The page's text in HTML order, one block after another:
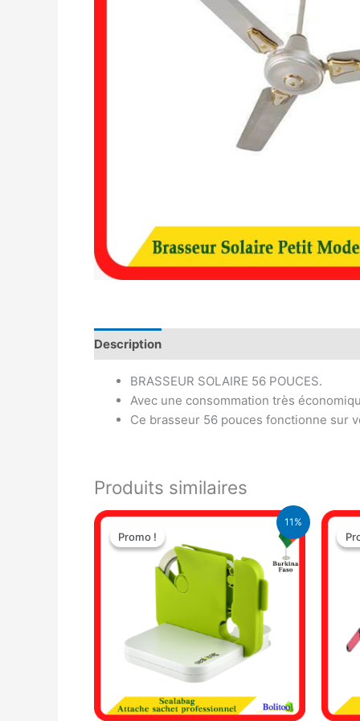
Description
BRASSEUR SOLAIRE 56 POUCES.
Avec une consommation très
Ce brasseur 56 pouces fonctionne sur
Produits similaires
11%
Promo !
Promo !
Le
initial
était :
9.500 CFA.
Le
est :
8.500 CFA.